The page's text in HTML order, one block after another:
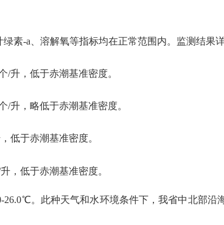
素-a、溶解氧等指标均在正常范围内。监测结果详
/升，低于赤潮基准密度。
/升，略低于赤潮基准密度。
低于赤潮基准密度。
，低于赤潮基准密度。
。此种天气和水环境条件下，我省中北部沿